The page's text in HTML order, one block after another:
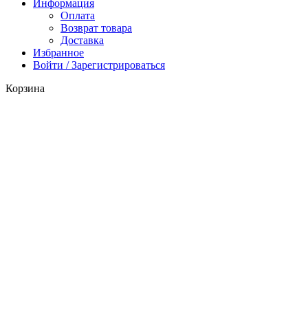
Информация
Оплата
Возврат товара
Доставка
Избранное
Войти / Зарегистрироваться
Корзина